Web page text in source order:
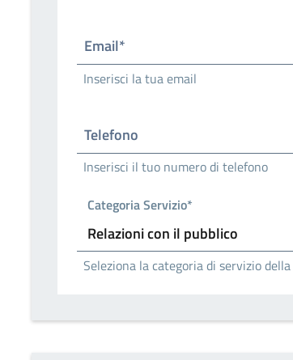
Email*
Inserisci la tua email
Telefono
Inserisci il tuo numero di telefono
Categoria Servizio*
Seleziona la categoria di servizio